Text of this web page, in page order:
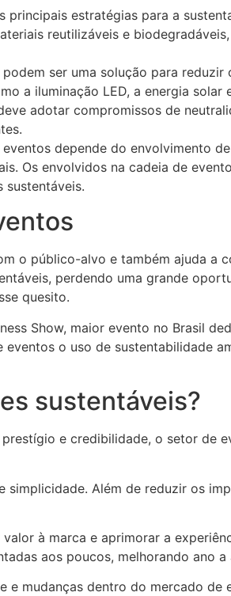
estratégias para a
reutilizáveis e
ser uma solução para
a iluminação LED, a energia solar
adotar compromissos de
depende do envolvimento
Os envolvidos na cadeia de
sustentáveis.
o público-alvo e também ajuda a
perdendo uma grande
quesito.
Show, maior evento no Brasil
o uso de sustentabilidade
sustentáveis?
e credibilidade, o setor de
Além de reduzir os
à marca e aprimorar a
aos poucos, melhorando ano a
e mudanças dentro do mercado